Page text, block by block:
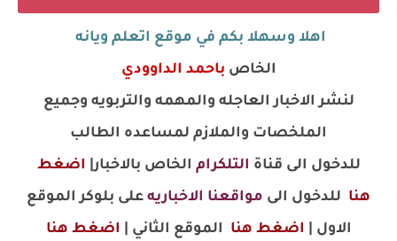
اهلا وسهلا بكم في موقع اتعلم ويانه
الخاص باحمد الداوودي
لنشر الاخبار العاجله والمهمه والتربويه وجميع
الملخصات والملازم لمساعده الطالب
للدخول الى قناة التلكرام الخاص بالاخبار| اضغط
هنا للدخول الى مواقعنا الاخباريه على بلوكر الموقع
الاول | اضغط هنا الموقع الثاني | اضغط هنا